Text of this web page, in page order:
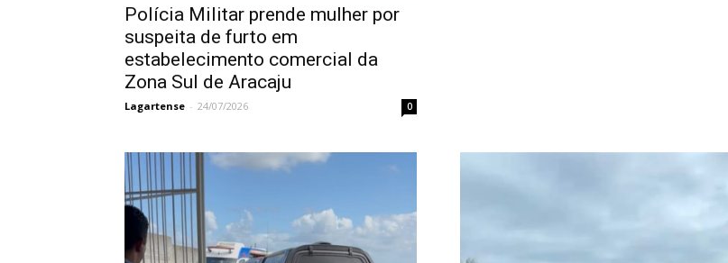
Polícia Militar prende mulher por
suspeita de furto em
estabelecimento comercial da
Zona Sul de Aracaju
Lagartense - 24/07/2026 0